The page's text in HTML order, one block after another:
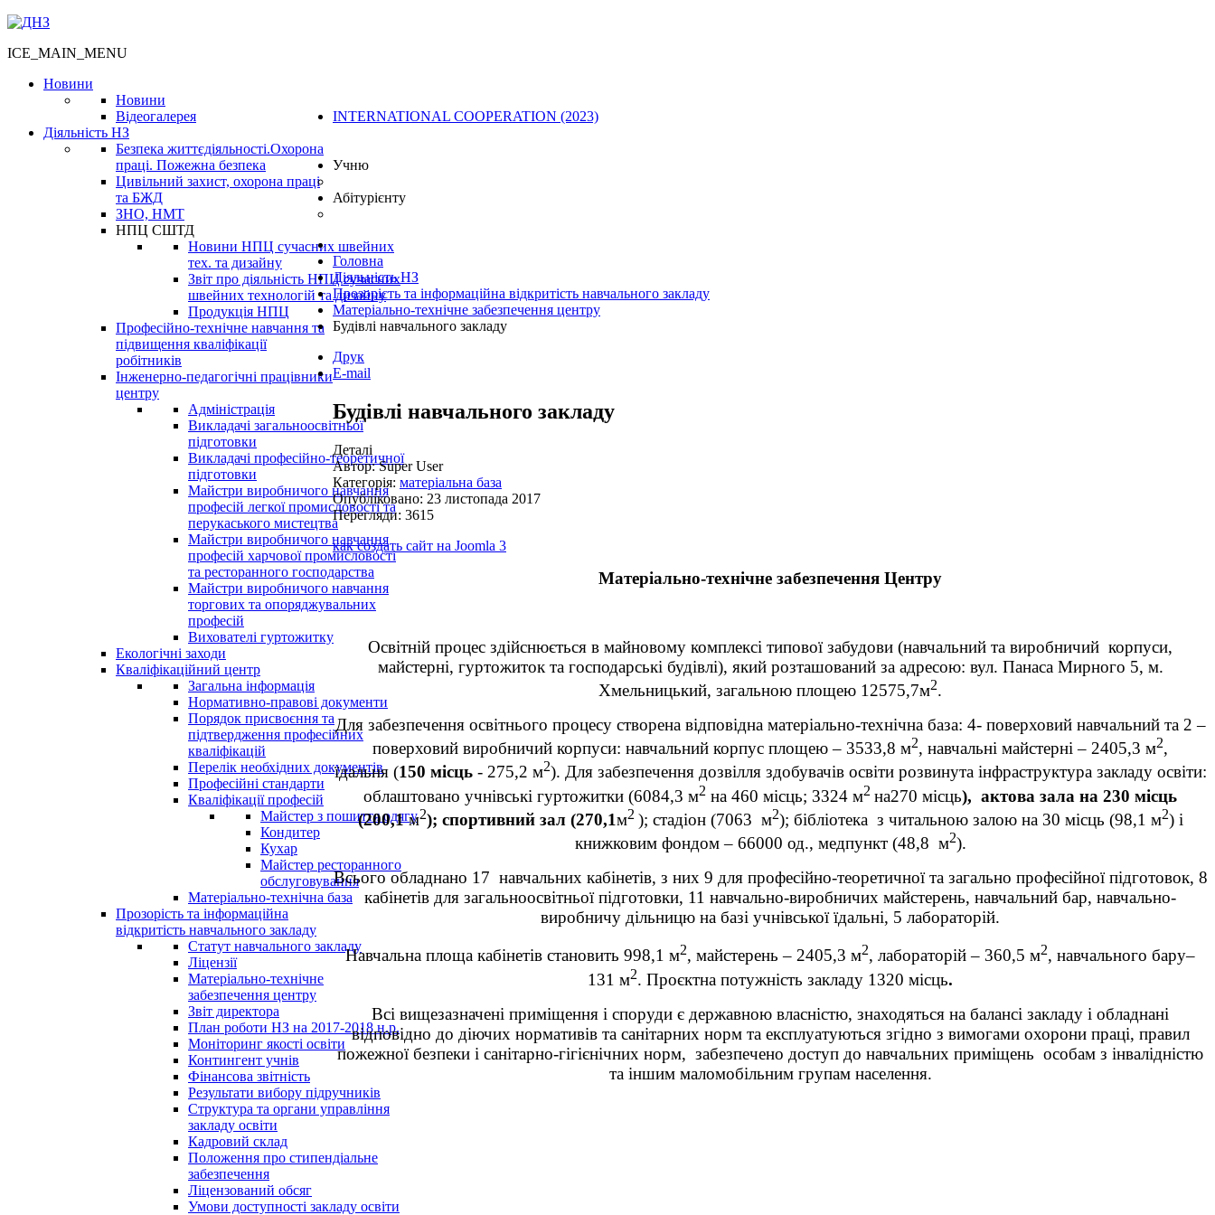
ICE_MAIN_MENU
Новини
Новини
Відеогалерея
INTERNATIONAL COOPERATION (2023)
Діяльність НЗ
Безпека життєдіяльності.Охорона
праці. Пожежна безпека
Цивільний захист, охорона праці
та БЖД
ЗНО, НМТ
НПЦ СШТД
Новини НПЦ сучасних швейних
тех. та дизайну
Звіт про діяльність НПЦ сучасних
швейних технологій та дизайну
Продукція НПЦ
Професійно-технічне навчання та
підвищення кваліфікації
робітників
Інженерно-педагогічні працівники
центру
Адміністрація
Викладачі загальноосвітньої
підготовки
Викладачі професійно-теоретичної
підготовки
Майстри виробничого навчання
професій легкої промисловості та
перукаського мистецтва
Майстри виробничого навчання
професій харчової промисловості
та ресторанного господарства
Майстри виробничого навчання
торгових та опоряджувальних
професій
Вихователі гуртожитку
Екологічні заходи
Кваліфікаційний центр
Загальна інформація
Нормативно-правові документи
Порядок присвоєння та
підтвердження професійних
кваліфікацій
Перелік необхідних документів
Професійні стандарти
Кваліфікації професій
Майстер з пошиття одягу
Кондитер
Кухар
Майстер ресторанного
обслуговування
Матеріально-технічна база
Прозорість та інформаційна
відкритість навчального закладу
Статут навчального закладу
Ліцензії
Матеріально-технічне
забезпечення центру
Звіт директора
План роботи НЗ на 2017-2018 н.р.
Моніторинг якості освіти
Контингент учнів
Фінансова звітність
Результати вибору підручників
Структура та органи управління
закладу освіти
Кадровий склад
Положення про стипендіальне
забезпечення
Ліцензований обсяг
Умови доступності закладу освіти
Учню
Абітурієнту
Головна
Діяльність НЗ
Прозорість та інформаційна відкритість навчального закладу
Матеріально-технічне забезпечення центру
Будівлі навчального закладу
Друк
E-mail
Будівлі навчального закладу
Деталі
Автор: Super User
Категорія: матеріальна база
Опубліковано: 23 листопада 2017
Перегляди: 3615
как создать сайт на Joomla 3
Матеріально-технічне забезпечення Центру
Освітній процес здійснюється в майновому комплексі типової забудови (навчальний та виробничий корпуси,
майстерні, гуртожиток та господарські будівлі), який розташований за адресою: вул. Панаса Мирного 5, м.
Хмельницький, загальною площею 12575,7м2.
Для забезпечення освітнього процесу створена відповідна матеріально-технічна база: 4- поверховий навчальний та 2 –
поверховий виробничий корпуси: навчальний корпус площею – 3533,8 м2, навчальні майстерні – 2405,3 м2,
їдальня (150 місць - 275,2 м2). Для забезпечення дозвілля здобувачів освіти розвинута інфраструктура закладу освіти:
облаштовано учнівські гуртожитки (6084,3 м2 на 460 місць; 3324 м2 на270 місць), актова зала на 230 місць
(200,1м2); спортивний зал (270,1м2 ); стадіон (7063 м2); бібліотека з читальною залою на 30 місць (98,1 м2) і
книжковим фондом – 66000 од., медпункт (48,8 м2).
Всього обладнано 17 навчальних кабінетів, з них 9 для професійно-теоретичної та загально професійної підготовок, 8
кабінетів для загальноосвітньої підготовки, 11 навчально-виробничих майстерень, навчальний бар, навчально-
виробничу дільницю на базі учнівської їдальні, 5 лабораторій.
Навчальна площа кабінетів становить 998,1 м2, майстерень – 2405,3 м2, лабораторій – 360,5 м2, навчального бару–
131 м2. Проєктна потужність закладу 1320 місць.
Всі вищезазначені приміщення і споруди є державною власністю, знаходяться на балансі закладу і обладнані
відповідно до діючих нормативів та санітарних норм та експлуатуються згідно з вимогами охорони праці, правил
пожежної безпеки і санітарно-гігієнічних норм, забезпечено доступ до навчальних приміщень особам з інвалідністю
та іншим маломобільним групам населення.